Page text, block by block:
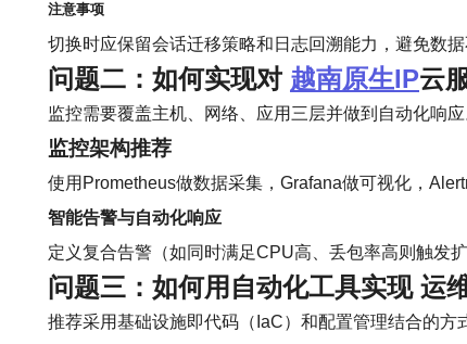
注意事项
切换时应保留会话迁移策略和日志回溯能力，避免数
问题二：如何实现对 越南原生IP云
监控需要覆盖主机、网络、应用三层并做到自动化响
监控架构推荐
使用Prometheus做数据采集，Grafana做可视化，
智能告警与自动化响应
定义复合告警（如同时满足CPU高、丢包率高则触发
问题三：如何用自动化工具实现 运
推荐采用基础设施即代码（IaC）和配置管理结合的方